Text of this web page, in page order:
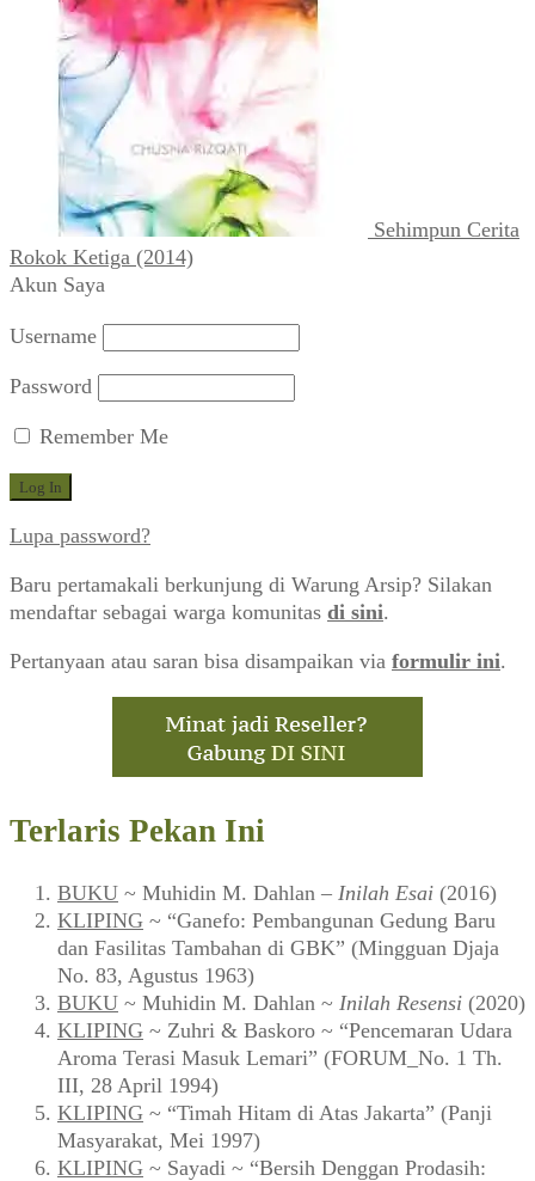
Sehimpun Cerita
Rokok Ketiga (2014)
Akun Saya
Username
Password
Remember Me
Lupa password?
Baru pertamakali berkunjung di Warung Arsip? Silakan
mendaftar sebagai warga komunitas di sini.
Pertanyaan atau saran bisa disampaikan via formulir ini.
Terlaris Pekan Ini
BUKU ~ Muhidin M. Dahlan – Inilah Esai (2016)
KLIPING ~ “Ganefo: Pembangunan Gedung Baru
dan Fasilitas Tambahan di GBK” (Mingguan Djaja
No. 83, Agustus 1963)
BUKU ~ Muhidin M. Dahlan ~ Inilah Resensi (2020)
KLIPING ~ Zuhri & Baskoro ~ “Pencemaran Udara
Aroma Terasi Masuk Lemari” (FORUM_No. 1 Th.
III, 28 April 1994)
KLIPING ~ “Timah Hitam di Atas Jakarta” (Panji
Masyarakat, Mei 1997)
KLIPING ~ Sayadi ~ “Bersih Denggan Prodasih: